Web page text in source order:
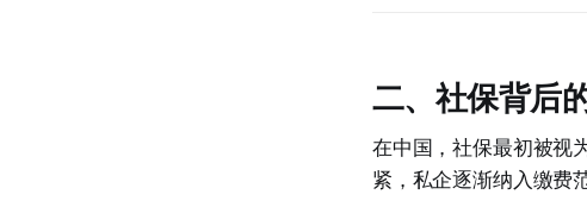
二、社保背后
在中国，社保最初被视
紧，私企逐渐纳入缴费